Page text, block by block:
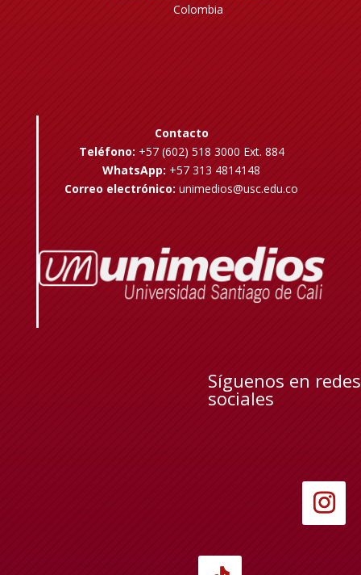
Colombia
Contacto
Teléfono: +57 (602) 518 3000 Ext. 884
WhatsApp: +57 313 4814148
Correo electrónico: unimedios@usc.edu.co
Síguenos en redes
sociales